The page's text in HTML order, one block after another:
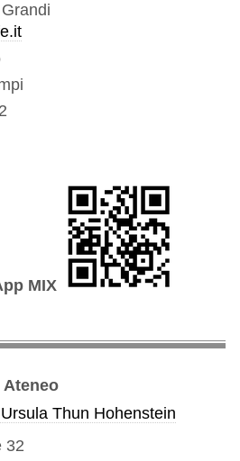
MIX
Ateneo
Thun Hohenstein
32